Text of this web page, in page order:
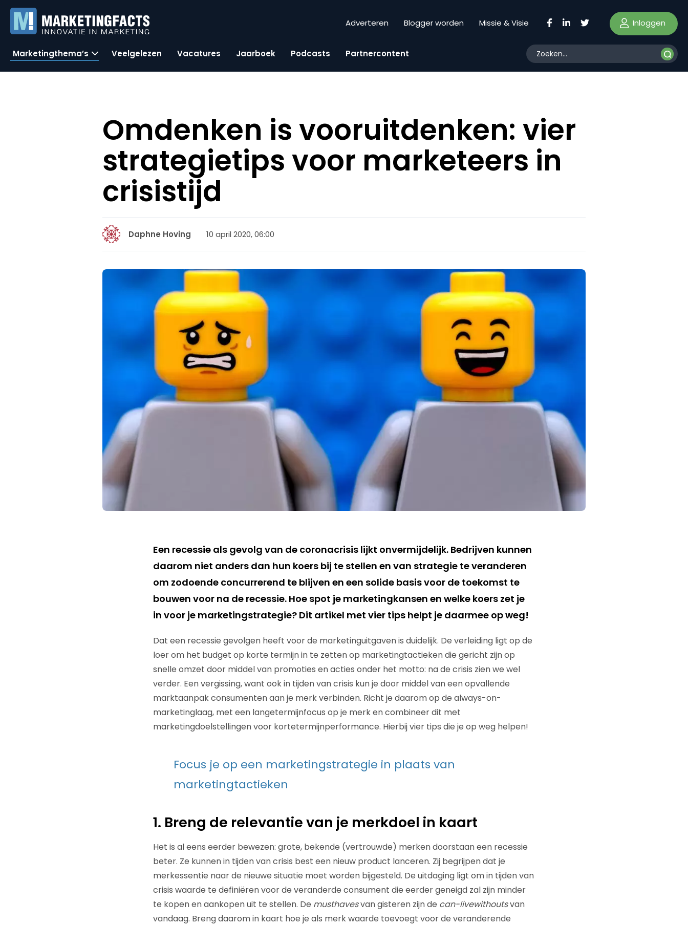
Adverteren Blogger worden Missie & Visie Inloggen
Marketingthema’s Veelgelezen Vacatures Jaarboek Podcasts Partnercontent
Omdenken is vooruitdenken: vier
strategietips voor marketeers in
crisistijd
Daphne Hoving 10 april 2020, 06:00
Een recessie als gevolg van de coronacrisis lijkt onvermijdelijk. Bedrijven kunnen
daarom niet anders dan hun koers bij te stellen en van strategie te veranderen
om zodoende concurrerend te blijven en een solide basis voor de toekomst te
bouwen voor na de recessie. Hoe spot je marketingkansen en welke koers zet je
in voor je marketingstrategie? Dit artikel met vier tips helpt je daarmee op weg!
Dat een recessie gevolgen heeft voor de marketinguitgaven is duidelijk. De verleiding ligt op de
loer om het budget op korte termijn in te zetten op marketingtactieken die gericht zijn op
snelle omzet door middel van promoties en acties onder het motto: na de crisis zien we wel
verder. Een vergissing, want ook in tijden van crisis kun je door middel van een opvallende
marktaanpak consumenten aan je merk verbinden. Richt je daarom op de always-on-
marketinglaag, met een langetermijnfocus op je merk en combineer dit met
marketingdoelstellingen voor kortetermijnperformance. Hierbij vier tips die je op weg helpen!
Focus je op een marketingstrategie in plaats van
marketingtactieken
1. Breng de relevantie van je merkdoel in kaart
Het is al eens eerder bewezen: grote, bekende (vertrouwde) merken doorstaan een recessie
beter. Ze kunnen in tijden van crisis best een nieuw product lanceren. Zij begrijpen dat je
merkessentie naar de nieuwe situatie moet worden bijgesteld. De uitdaging ligt om in tijden van
crisis waarde te definiëren voor de veranderde consument die eerder geneigd zal zijn minder
te kopen en aankopen uit te stellen. De musthavesvan gisteren zijn de can-livewithoutsvan
vandaag. Breng daarom in kaart hoe je als merk waarde toevoegt voor de veranderende